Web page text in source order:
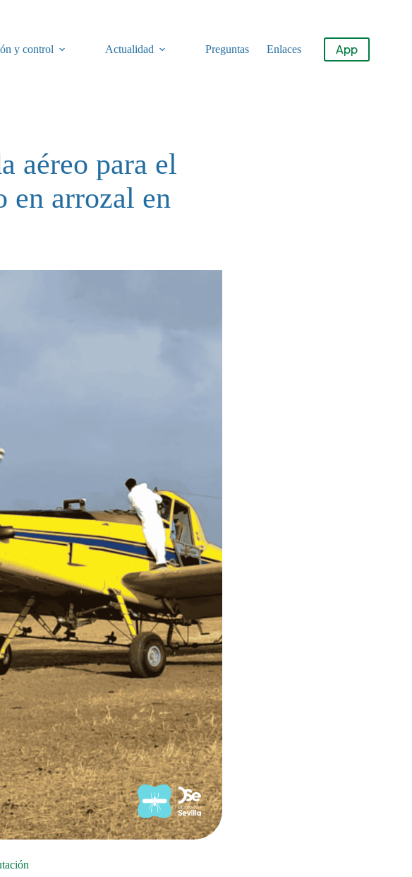
y control Actualidad Preguntas Enlaces App
aéreo para el
en arrozal en